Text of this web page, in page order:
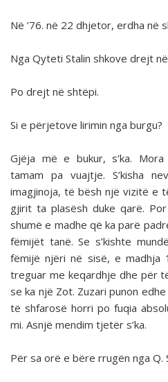
Në ’76. në 22 dhjetor, erdha në
Nga Qyteti Stalin shkove drejt
Po drejt në shtëpi.
Si e përjetove lirimin nga burgu?
Gjëja më e bukur, s’ka.
tamam pa vuajtje. S’kisha
imagjinoja, të bësh një vizitë e
gjirit ta plasësh duke qarë.
shumë e madhe që ka parë
fëmijët tanë. Se s’kishte
fëmijë njëri në sisë, e
treguar me keqardhje dhe për
se ka një Zot. Zuzari punon
të shfarosë horri po fuqia
mi. Asnjë mendim tjetër s’ka.
Për sa orë e bëre rrugën nga Q.